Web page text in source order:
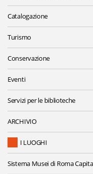
Catalogazione
Turismo
Conservazione
Eventi
Servizi per le biblioteche
ARCHIVIO
I LUOGHI
Sistema Musei di Roma